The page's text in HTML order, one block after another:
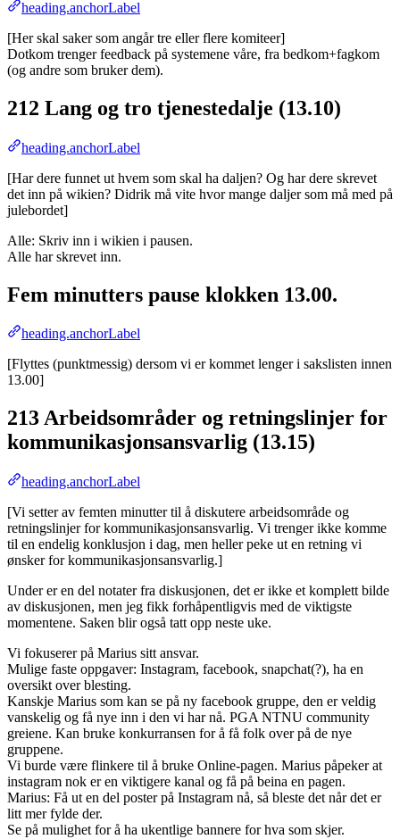
heading.anchorLabel
[Her skal saker som angår tre eller flere komiteer]
Dotkom trenger feedback på systemene våre, fra bedkom+fagkom
(og andre som bruker dem).
212 Lang og tro tjenestedalje (13.10)
heading.anchorLabel
[Har dere funnet ut hvem som skal ha daljen? Og har dere skrevet
det inn på wikien? Didrik må vite hvor mange daljer som må med på
julebordet]
Alle: Skriv inn i wikien i pausen.
Alle har skrevet inn.
Fem minutters pause klokken 13.00.
heading.anchorLabel
[Flyttes (punktmessig) dersom vi er kommet lenger i sakslisten innen
13.00]
213 Arbeidsområder og retningslinjer for
kommunikasjonsansvarlig (13.15)
heading.anchorLabel
[Vi setter av femten minutter til å diskutere arbeidsområde og
retningslinjer for kommunikasjonsansvarlig. Vi trenger ikke komme
til en endelig konklusjon i dag, men heller peke ut en retning vi
ønsker for kommunikasjonsansvarlig.]
Under er en del notater fra diskusjonen, det er ikke et komplett bilde
av diskusjonen, men jeg fikk forhåpentligvis med de viktigste
momentene. Saken blir også tatt opp neste uke.
Vi fokuserer på Marius sitt ansvar.
Mulige faste oppgaver: Instagram, facebook, snapchat(?), ha en
oversikt over blesting.
Kanskje Marius som kan se på ny facebook gruppe, den er veldig
vanskelig og få nye inn i den vi har nå. PGA NTNU community
greiene. Kan bruke konkurransen for å få folk over på de nye
gruppene.
Vi burde være flinkere til å bruke Online-pagen. Marius påpeker at
instagram nok er en viktigere kanal og få på beina en pagen.
Marius: Få ut en del poster på Instagram nå, så bleste det når det er
litt mer fylde der.
Se på mulighet for å ha ukentlige bannere for hva som skjer.